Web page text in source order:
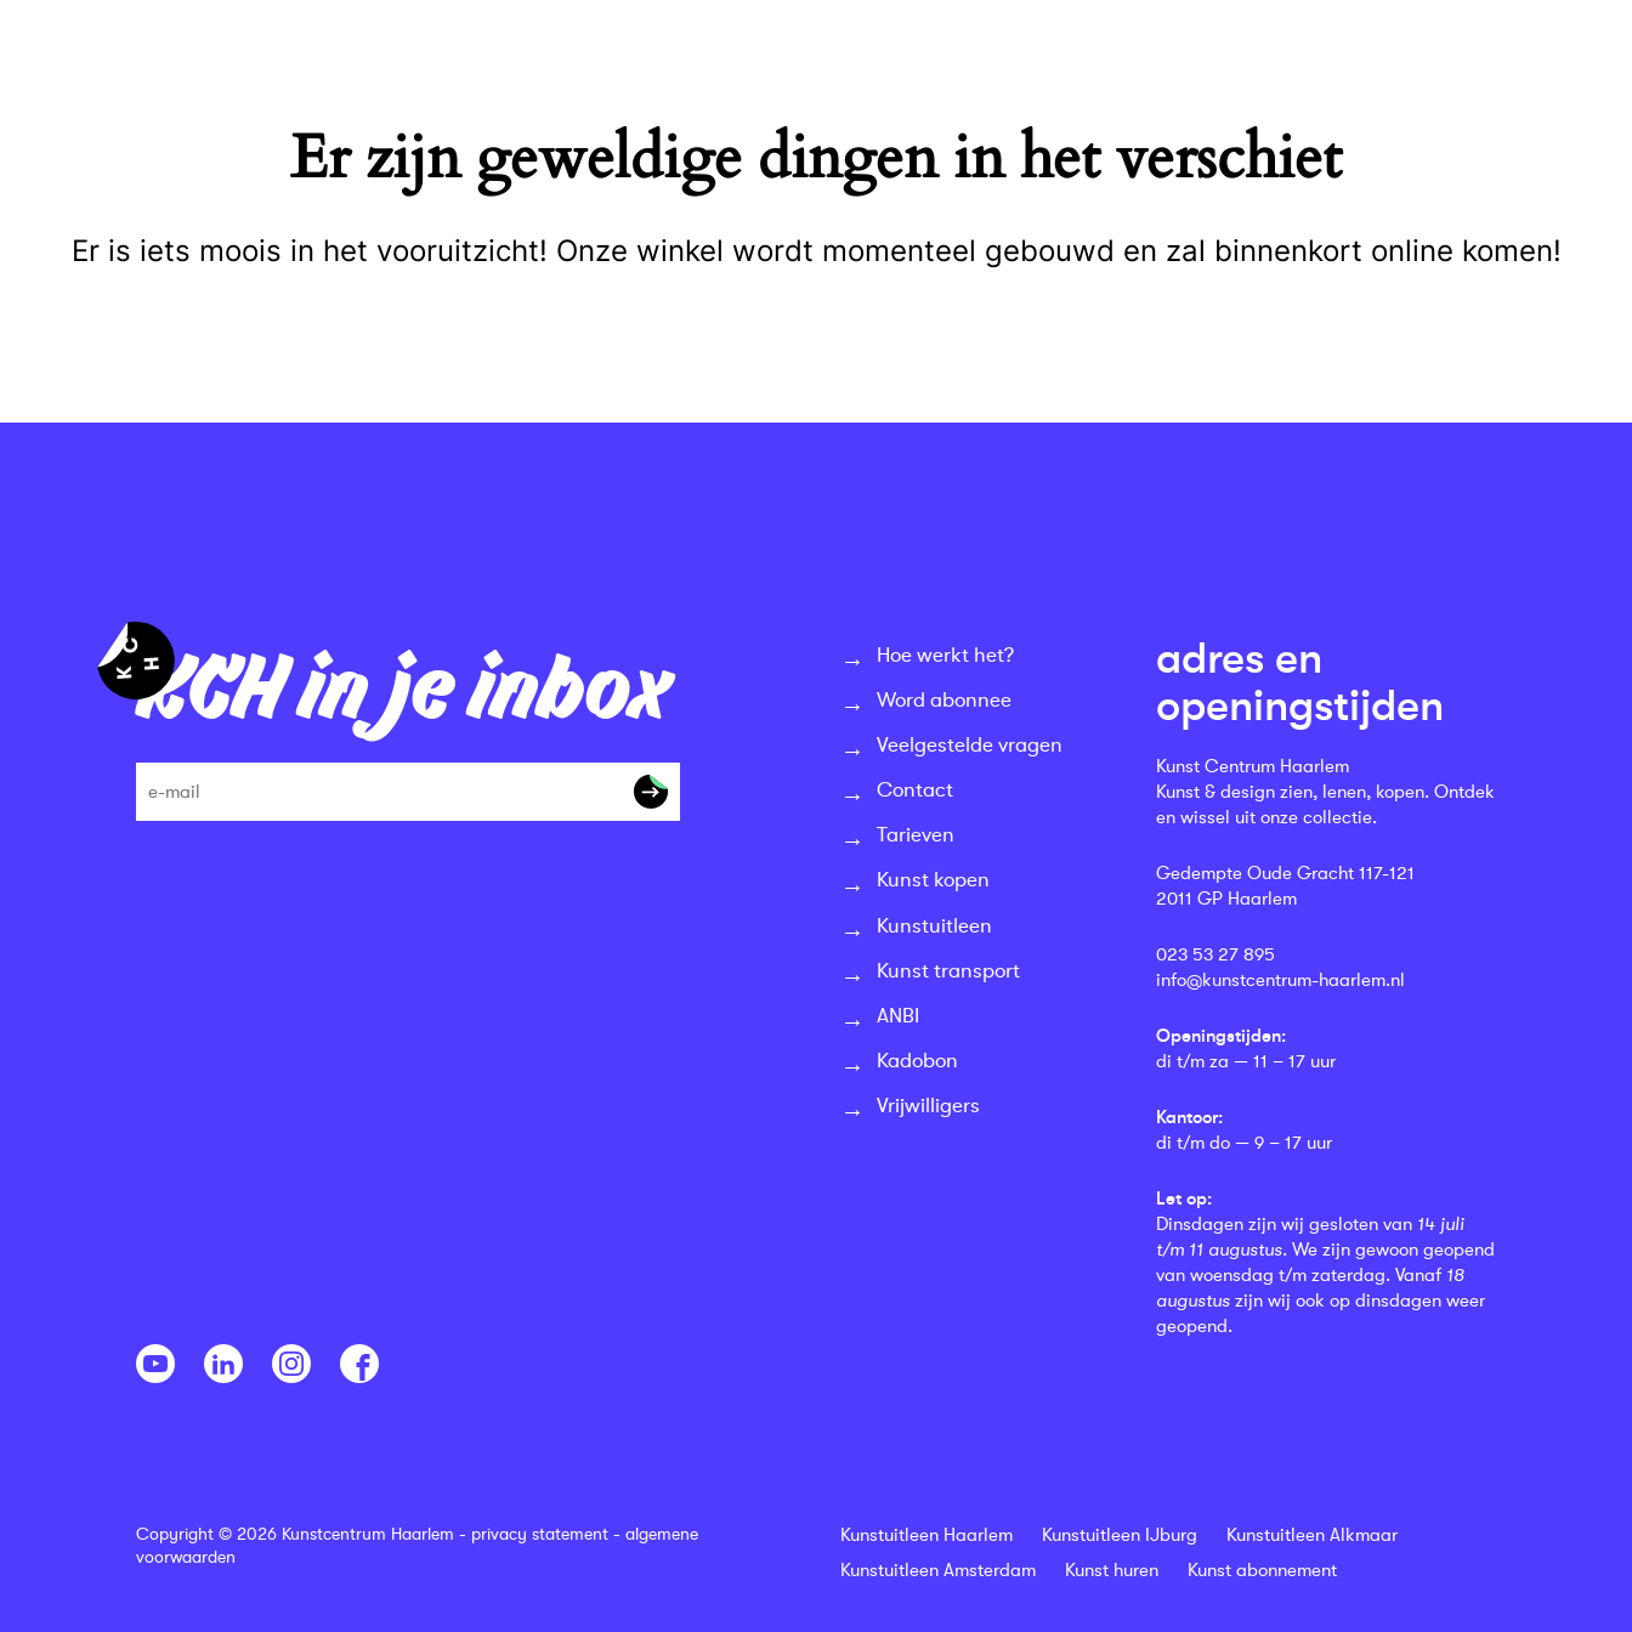
Er zijn geweldige dingen in het verschiet
Er is iets moois in het vooruitzicht! Onze winkel wordt momenteel gebouwd en zal binnenkort online komen!
KCH in je inbox
Hoe werkt het?
Word abonnee
Veelgestelde vragen
Contact
Tarieven
Kunst kopen
Kunstuitleen
Kunst transport
ANBI
Kadobon
Vrijwilligers
adres en
openingstijden
Kunst Centrum Haarlem
Kunst & design zien, lenen, kopen. Ontdek
en wissel uit onze collectie.
Gedempte Oude Gracht 117-121
2011 GP Haarlem
023 53 27 895
info@kunstcentrum-haarlem.nl
Openingstijden:
di t/m za — 11 – 17 uur
Kantoor:
di t/m do — 9 – 17 uur
Let op:
Dinsdagen zijn wij gesloten van 14 juli
t/m 11 augustus. We zijn gewoon geopend
van woensdag t/m zaterdag. Vanaf 18
augustus zijn wij ook op dinsdagen weer
geopend.
Copyright © 2026 Kunstcentrum Haarlem - privacy statement - algemene
voorwaarden
Kunstuitleen Haarlem Kunstuitleen IJburg
Kunstuitleen Alkmaar
Kunstuitleen Amsterdam
Kunst huren Kunst abonnement